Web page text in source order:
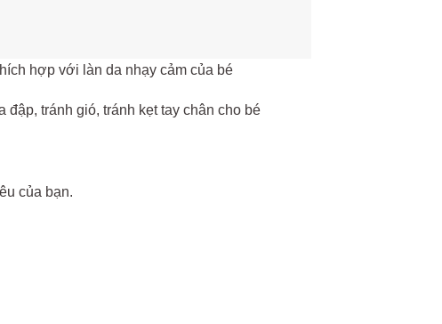
hợp với làn da nhạy cảm của bé
tránh gió, tránh kẹt tay chân cho bé
của bạn.